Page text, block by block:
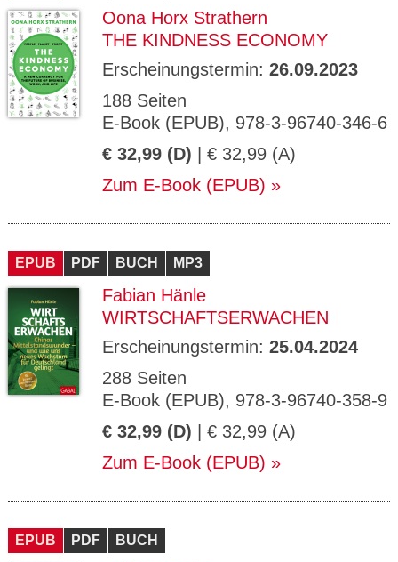
Oona Horx Strathern
THE KINDNESS ECONOMY
Erscheinungstermin: 26.09.2023
188 Seiten
E-Book (EPUB), 978-3-96740-346-6
€ 32,99 (D) | € 32,99 (A)
Zum E-Book (EPUB)
EPUB PDF BUCH MP3
Fabian Hänle
WIRTSCHAFTSERWACHEN
Erscheinungstermin: 25.04.2024
288 Seiten
E-Book (EPUB), 978-3-96740-358-9
€ 32,99 (D) | € 32,99 (A)
Zum E-Book (EPUB)
EPUB PDF BUCH